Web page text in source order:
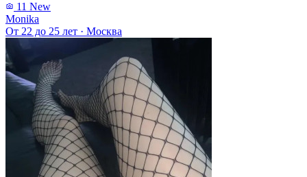
11 New
Monika
От 22 до 25 лет · Москва